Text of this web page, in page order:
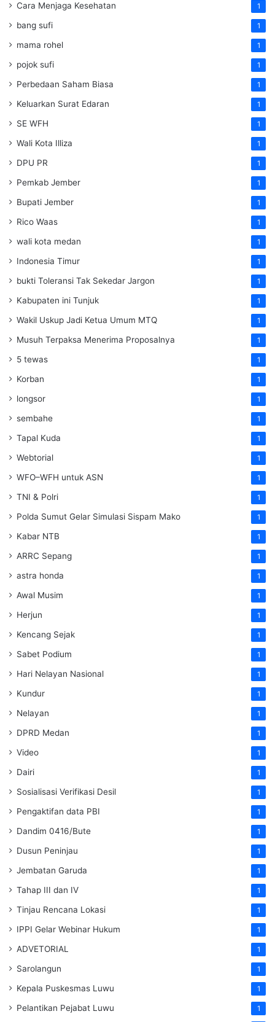
Cara Menjaga Kesehatan 1
bang sufi 1
mama rohel 1
pojok sufi 1
Perbedaan Saham Biasa 1
Keluarkan Surat Edaran 1
SE WFH 1
Wali Kota Illiza 1
DPU PR 1
Pemkab Jember 1
Bupati Jember 1
Rico Waas 1
wali kota medan 1
Indonesia Timur 1
bukti Toleransi Tak Sekedar Jargon 1
Kabupaten ini Tunjuk 1
Wakil Uskup Jadi Ketua Umum MTQ 1
Musuh Terpaksa Menerima Proposalnya 1
5 tewas 1
Korban 1
longsor 1
sembahe 1
Tapal Kuda 1
Webtorial 1
WFO–WFH untuk ASN 1
TNI & Polri 1
Polda Sumut Gelar Simulasi Sispam Mako 1
Kabar NTB 1
ARRC Sepang 1
astra honda 1
Awal Musim 1
Herjun 1
Kencang Sejak 1
Sabet Podium 1
Hari Nelayan Nasional 1
Kundur 1
Nelayan 1
DPRD Medan 1
Video 1
Dairi 1
Sosialisasi Verifikasi Desil 1
Pengaktifan data PBI 1
Dandim 0416/Bute 1
Dusun Peninjau 1
Jembatan Garuda 1
Tahap III dan IV 1
Tinjau Rencana Lokasi 1
IPPI Gelar Webinar Hukum 1
ADVETORIAL 1
Sarolangun 1
Kepala Puskesmas Luwu 1
Pelantikan Pejabat Luwu 1